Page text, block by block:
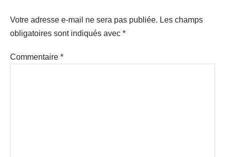
Votre adresse e-mail ne sera pas publiée. Les champs
obligatoires sont indiqués avec *
Commentaire *